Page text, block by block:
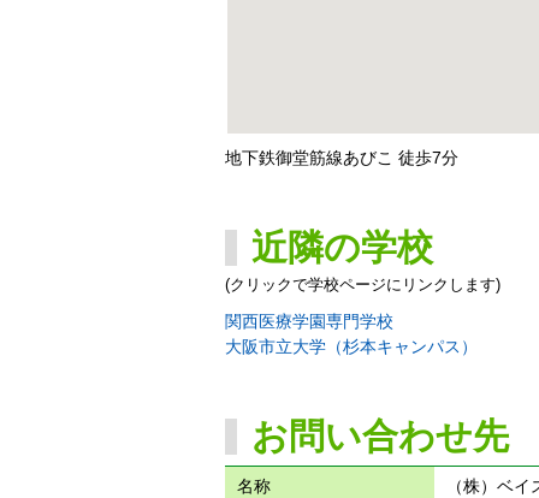
地下鉄御堂筋線あびこ 徒歩7分
近隣の学校
(クリックで学校ページにリンクします)
関西医療学園専門学校
大阪市立大学（杉本キャンパス）
お問い合わせ先
名称 （株）ベ